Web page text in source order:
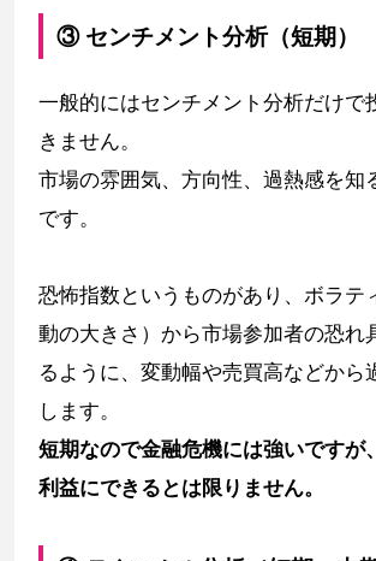
③ センチメント分析（短期）
一般的にはセンチメント分析だけで
きません。
市場の雰囲気、方向性、過熱感を知
です。
恐怖指数というものがあり、ボラテ
動の大きさ）から市場参加者の恐れ
るように、変動幅や売買高などから
します。
短期なので金融危機には強いですが
利益にできるとは限りません。